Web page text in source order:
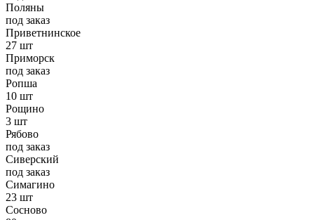
Поляны
под заказ
Приветнинское
27 шт
Приморск
под заказ
Ропша
10 шт
Рощино
3 шт
Рябово
под заказ
Сиверский
под заказ
Симагино
23 шт
Сосново